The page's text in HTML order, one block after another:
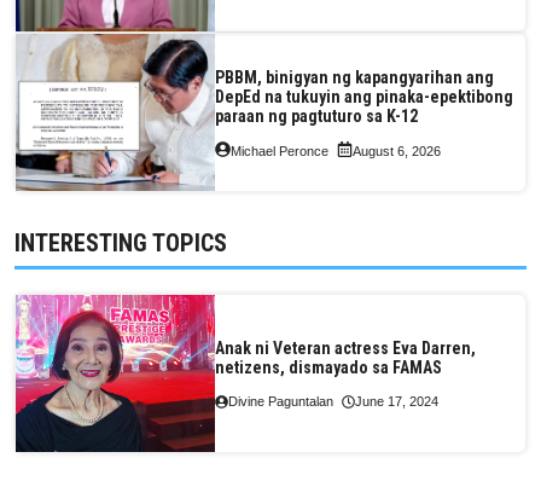
PBBM, binigyan ng kapangyarihan ang
DepEd na tukuyin ang pinaka-epektibong
paraan ng pagtuturo sa K-12
Michael Peronce August 6, 2026
INTERESTING TOPICS
Anak ni Veteran actress Eva Darren,
netizens, dismayado sa FAMAS
Divine Paguntalan June 17, 2024